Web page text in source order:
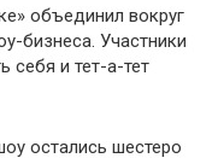
объединил вокруг
бизнеса. Участники
себя и тет-а-тет
остались шестеро